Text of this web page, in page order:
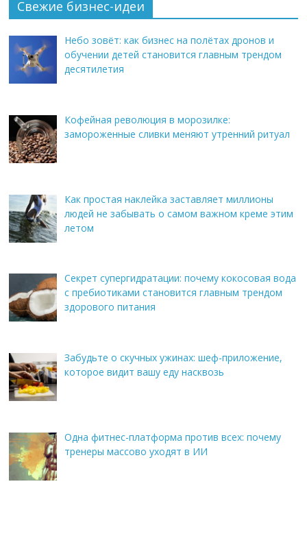
Свежие бизнес-идеи
Небо зовёт: как бизнес на полётах дронов и
обучении детей становится главным трендом
десятилетия
Кофейная революция в морозилке:
замороженные сливки меняют утренний ритуал
Как простая наклейка заставляет миллионы
людей не забывать о самом важном креме этим
летом
Секрет супергидратации: почему кокосовая вода
с пребиотиками становится главным трендом
здорового питания
Забудьте о скучных ужинах: шеф-приложение,
которое видит вашу еду насквозь
Одна фитнес-платформа против всех: почему
тренеры массово уходят в ИИ